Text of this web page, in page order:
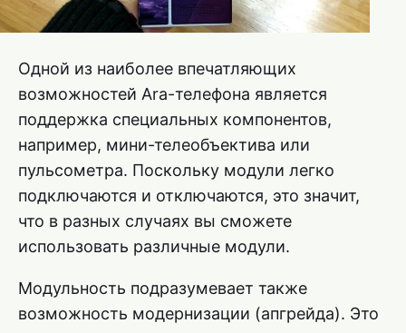
Одной из наиболее впечатляющих
возможностей Ara-телефона является
поддержка специальных компонентов,
например, мини-телеобъектива или
пульсометра. Поскольку модули легко
подключаются и отключаются, это значит,
что в разных случаях вы сможете
использовать различные модули.
Модульность подразумевает также
возможность модернизации (апгрейда). Это